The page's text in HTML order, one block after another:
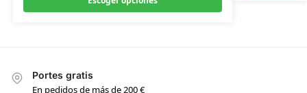
Portes gratis
En pedidos de más de 200 €